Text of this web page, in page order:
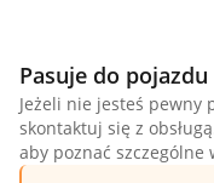
Pasuje do pojazdu
Jeżeli nie jesteś pewny
skontaktuj się z
aby poznać